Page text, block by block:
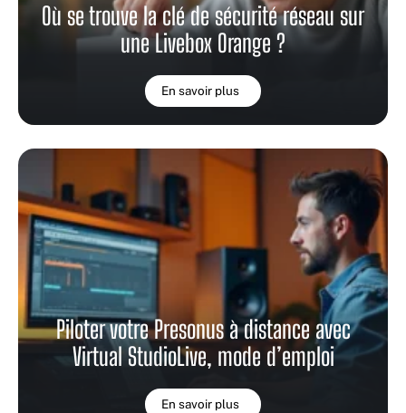
Où se trouve la clé de sécurité réseau sur
une Livebox Orange ?
En savoir plus
Piloter votre Presonus à distance avec
Virtual StudioLive, mode d’emploi
En savoir plus